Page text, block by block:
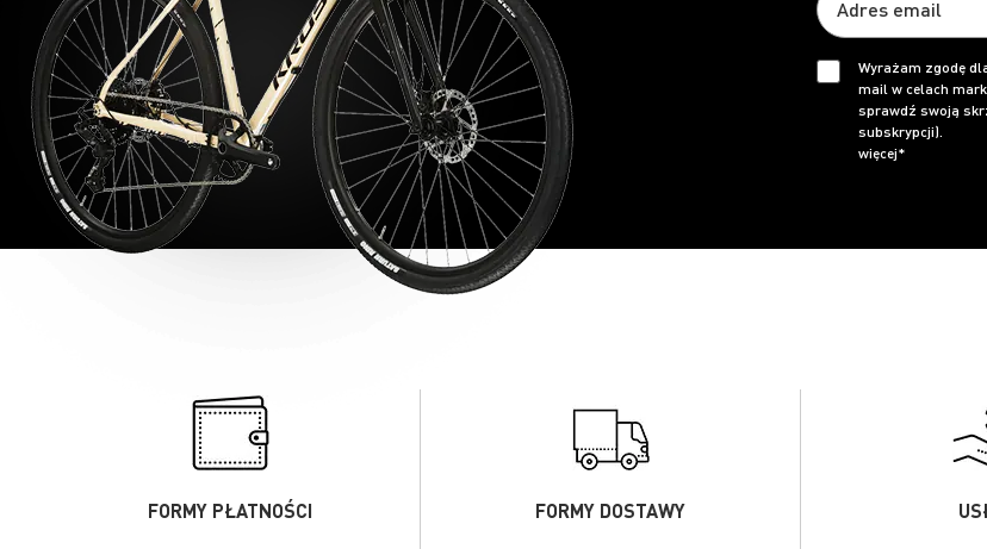
Wyrażam zgodę
mail w celach
sprawdź swoją
subskrypcji).
więcej*
FORMY PŁATNOŚCI FORMY DOSTAWY